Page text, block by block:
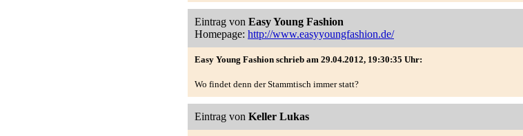
Eintrag von Easy Young Fashion
Homepage: http://www.easyyoungfashion.de/
Easy Young Fashion schrieb am 29.04.2012, 19:30:35 Uhr:
Wo findet denn der Stammtisch immer statt?
Eintrag von Keller Lukas